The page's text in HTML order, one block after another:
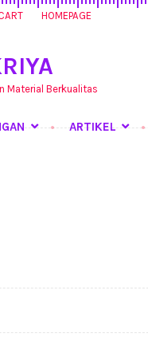
HOMEPAGE
Material Berkualitas
ARTIKEL